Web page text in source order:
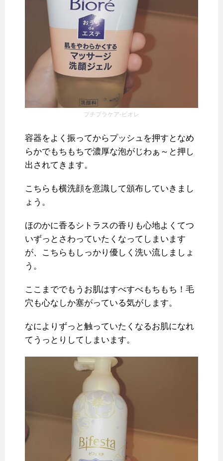
プチプラケア-ビオレ
容器をよく振ってからプッシュを押すとなめ
らかでもちもちで濃厚な泡がじわぁ～と押し
出されてきます。
こちらも横洗顔を意識して頒布していきまし
ょう。
ほのかに香るシトラスの香りも心地よくてつ
いずっとさわっていたくなってしまいます
が、こちらもしっかり優しく洗い流しましょ
う。
ここまででもうお肌はすべすべもちもち！毛
穴も心なしか塞がっている気がします。
なによりずっと触っていたくなるお肌になれ
てうっとりしてしまいます。